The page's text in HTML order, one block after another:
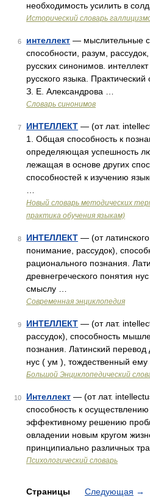
необходимость усилить в
Исторический словарь
6 интеллект — мыслительные
способности, разум,
русских синонимов.
русского языка.
З. Е. Александрова …
Словарь синонимов
7 ИНТЕЛЛЕКТ — (от лат.
1. Общая способность к
определяющая успешность
лежащая в основе других
способностей к изучению
Новый словарь методических
практика обучения языкам)
8 ИНТЕЛЛЕКТ — (от
понимание, рассудок),
рационального познания.
древнегреческого понятия
смыслу …
Современная энциклопедия
9 ИНТЕЛЛЕКТ — (от лат.
рассудок), способность
познания. Латинский перевод
нус ( ум ), тождественный
Большой Энциклопедический
10 Интеллект — (от лат.
способность к
эффективному решению
овладении новым кругом
принципиально различных
Психологический словарь
Страницы Следующая →